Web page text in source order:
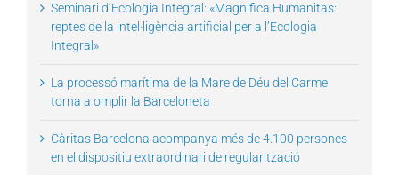
Seminari d’Ecologia Integral: «Magnifica Humanitas:
reptes de la intel·ligència artificial per a l’Ecologia
Integral»
La processó marítima de la Mare de Déu del Carme
torna a omplir la Barceloneta
Càritas Barcelona acompanya més de 4.100 persones
en el dispositiu extraordinari de regularització